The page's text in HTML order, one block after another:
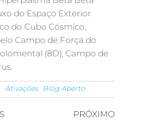
do Espaço Exterior
do Cubo Cósmico,
Campo de Força do
(8D), Campo de
Ativações Blog Aberto
PRÓXIMO